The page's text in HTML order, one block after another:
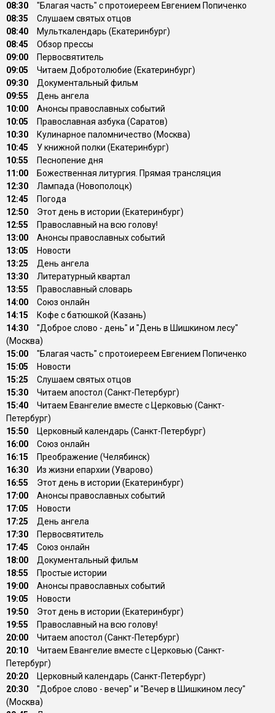
08:30
"Благая часть" с протоиереем Евгением Попиченко
08:35
Слушаем святых отцов
08:40
Мульткалендарь (Екатеринбург)
08:45
Обзор прессы
09:00
Первосвятитель
09:05
Читаем Добротолюбие (Екатеринбург)
09:30
Документальный фильм
09:55
День ангела
10:00
Анонсы православных событий
10:05
Православная азбука (Саратов)
10:30
Кулинарное паломничество (Москва)
10:45
У книжной полки (Екатеринбург)
10:55
Песнопение дня
11:00
Божественная литургия. Прямая трансляция
12:30
Лампада (Новополоцк)
12:45
Погода
12:50
Этот день в истории (Екатеринбург)
12:55
Православный на всю голову!
13:00
Анонсы православных событий
13:05
Новости
13:25
День ангела
13:30
Литературный квартал
13:55
Православный словарь
14:00
Союз онлайн
14:15
Кофе с батюшкой (Казань)
14:30
"Доброе слово - день" и "День в Шишкином лесу"
(Москва)
15:00
"Благая часть" с протоиереем Евгением Попиченко
15:05
Новости
15:25
Слушаем святых отцов
15:30
Читаем апостол (Санкт-Петербург)
15:40
Читаем Евангелие вместе с Церковью (Санкт-
Петербург)
15:50
Церковный календарь (Санкт-Петербург)
16:00
Союз онлайн
16:15
Преображение (Челябинск)
16:30
Из жизни епархии (Уварово)
16:55
Этот день в истории (Екатеринбург)
17:00
Анонсы православных событий
17:05
Новости
17:25
День ангела
17:30
Первосвятитель
17:45
Союз онлайн
18:00
Документальный фильм
18:55
Простые истории
19:00
Анонсы православных событий
19:05
Новости
19:50
Этот день в истории (Екатеринбург)
19:55
Православный на всю голову!
20:00
Читаем апостол (Санкт-Петербург)
20:10
Читаем Евангелие вместе с Церковью (Санкт-
Петербург)
20:20
Церковный календарь (Санкт-Петербург)
20:30
"Доброе слово - вечер" и "Вечер в Шишкином лесу"
(Москва)